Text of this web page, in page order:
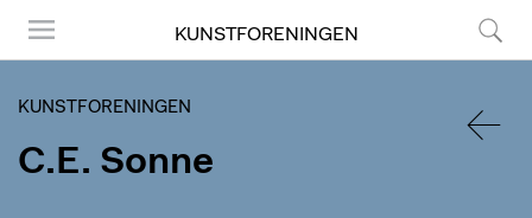
KUNSTFORENINGEN
KUNSTFORENINGEN
C.E. Sonne